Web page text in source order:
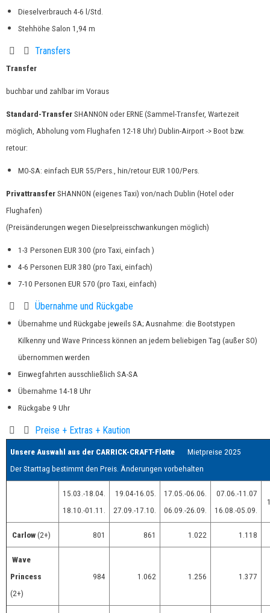
Dieselverbrauch 4-6 l/Std.
Stehhöhe Salon 1,94 m
Transfers
Transfer
buchbar und zahlbar im Voraus
Standard-Transfer SHANNON oder ERNE (Sammel-Transfer, Wartezeit
möglich, Abholung vom Flughafen 12-18 Uhr) Dublin-Airport -> Boot bzw.
retour:
MO-SA: einfach EUR 55/Pers., hin/retour EUR 100/Pers.
Privattransfer SHANNON (eigenes Taxi) von/nach Dublin (Hotel oder
Flughafen)
(Preisänderungen wegen Dieselpreisschwankungen möglich)
1-3 Personen EUR 300 (pro Taxi, einfach )
4-6 Personen EUR 380 (pro Taxi, einfach)
7-10 Personen EUR 570 (pro Taxi, einfach)
Übernahme und Rückgabe
Übernahme und Rückgabe jeweils SA; Ausnahme: die Bootstypen
Kilkenny und Wave Princess können an jedem beliebigen Tag (außer SO)
übernommen werden
Einwegfahrten ausschließlich SA-SA
Übernahme 14-18 Uhr
Rückgabe 9 Uhr
Preise + Extras + Kaution
Unsere Auswahl aus der CARRICK-CRAFT-Flotte Mietpreise 2025
Der Starttag bestimmt den Preis. Änderungen vorbehalten
15.03.-18.04.
18.10.-01.11.
19.04-16.05.
27.09.-17.10.
17.05.-06.06.
06.09.-26.09.
07.06.-11.07
16.08.-05.09.
Carlow (2+) 801 861 1.022 1.118
Wave
Princess
(2+)
984 1.062 1.256 1.377